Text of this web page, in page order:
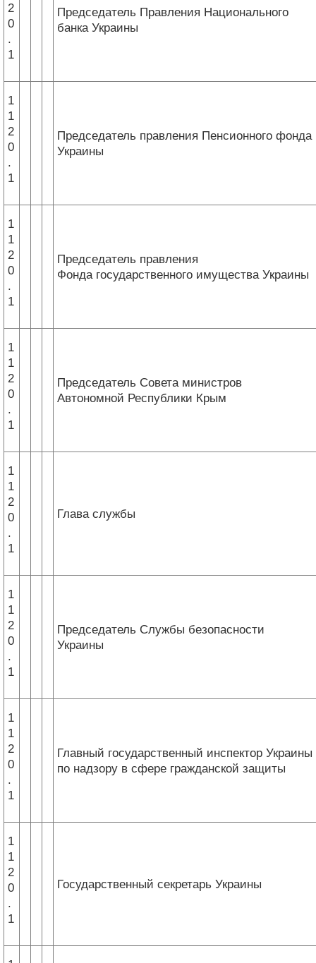
2
0
.
1
Председатель Правления Национального
банка Украины
1
1
2
0
.
1
Председатель правления Пенсионного фонда
Украины
1
1
2
0
.
1
Председатель правления
Фонда государственного имущества Украины
1
1
2
0
.
1
Председатель Совета министров
Автономной Республики Крым
1
1
2
0
.
1
Глава службы
1
1
2
0
.
1
Председатель Службы безопасности
Украины
1
1
2
0
.
1
Главный государственный инспектор Украины
по надзору в сфере гражданской защиты
1
1
2
0
.
1
Государственный секретарь Украины